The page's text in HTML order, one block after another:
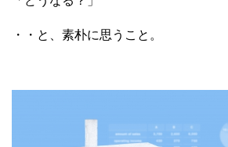
・・と、素朴に思うこと。